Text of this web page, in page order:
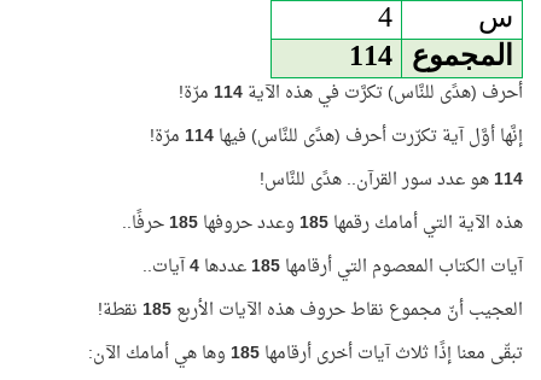
س
4
المجموع
114
أحرف (هدًى للنَّاس) تكرَّت في هذه الآية114مرّة!
إنَّها أوَّل آية تكرّرت أحرف (هدًى للنَّاس) فيها114مرّة!
114هو عدد سور القرآن.. هدًى للنَّاس!
هذه الآية التي أمامك رقمها185وعدد حروفها185حرفًا..
آيات الكتاب المعصوم التي أرقامها185عددها4آيات..
العجيب أنّ مجموع نقاط حروف هذه الآيات الأربع185نقطة!
تبقّى معنا إذًا ثلاث آيات أخرى أرقامها185وها هي أمامك الآن: